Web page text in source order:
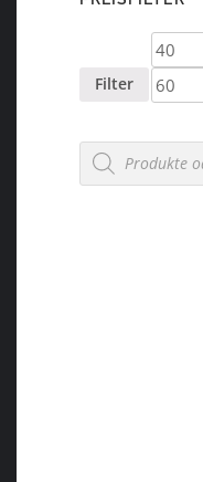
Min.
Preis
Filter
Products
search